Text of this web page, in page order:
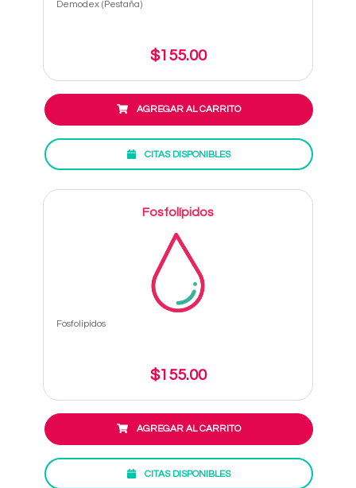
Demodex (Pestaña)
$155.00
AGREGAR AL CARRITO
CITAS DISPONIBLES
Fosfolípidos
Fosfolípidos
$155.00
AGREGAR AL CARRITO
CITAS DISPONIBLES